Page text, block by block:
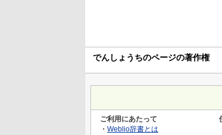
でんしょうちのページの著作権
ご利用にあたって
・ Weblio辞書とは